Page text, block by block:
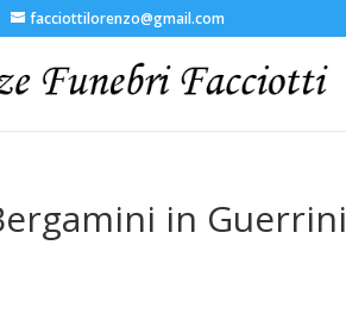
facciottilorenzo@gmail.com
in Guerrini